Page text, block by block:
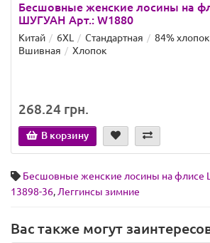
Бесшовные женские лосины на
ШУГУАН Арт.: W1880
Китай 6XL Стандартная
84%
Вшивная
Хлопок
268.24 грн.
В корзину
Бесшовные женские лосины на флисе
13898-36,Леггинсы зимние
Вас также могут